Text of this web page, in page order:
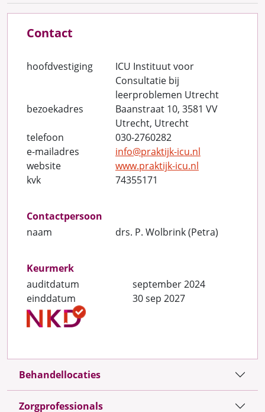
Contact
hoofdvestiging
ICU Instituut voor
Consultatie bij
leerproblemen Utrecht
bezoekadres
Baanstraat 10, 3581 VV
Utrecht, Utrecht
telefoon
030-2760282
e-mailadres
info@praktijk-icu.nl
website
www.praktijk-icu.nl
kvk
74355171
Contactpersoon
naam
drs. P. Wolbrink (Petra)
Keurmerk
auditdatum
september 2024
einddatum
30 sep 2027
Behandellocaties
Zorgprofessionals